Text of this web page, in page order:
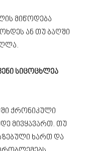
მიწოდება
ან თუ ბაღში
სიცოცხლეა
ქრონიკული
მივყავართ. თუ
ხართ და